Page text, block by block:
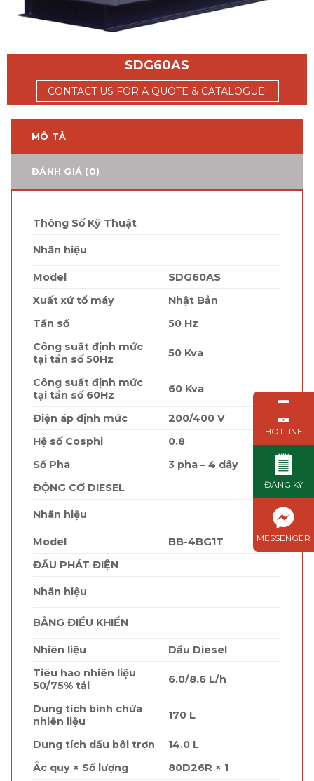
SDG60AS
CONTACT US FOR A QUOTE & CATALOGUE!
MÔ TẢ
ĐÁNH GIÁ (0)
Thông Số Kỹ Thuật
Nhãn hiệu
Model
SDG60AS
Xuất xứ tổ máy
Nhật Bản
Tần số
50 Hz
Công suất định mức
tại tần số 50Hz
50 Kva
Công suất định mức
tại tần số 60Hz
60 Kva
Điện áp định mức
200/400 V
Hệ số Cosphi
0.8
Số Pha
3 pha – 4 dây
ĐỘNG CƠ DIESEL
Nhãn hiệu
Model
BB-4BG1T
ĐẦU PHÁT ĐIỆN
Nhãn hiệu
BẢNG ĐIỀU KHIỂN
Nhiên liệu
Dầu Diesel
Tiêu hao nhiên liệu
50/75% tải
6.0/8.6 L/h
Dung tích bình chứa
nhiên liệu
170 L
Dung tích dầu bôi trơn
14.0 L
Ắc quy × Số lượng
80D26R × 1
HOTLINE
ĐĂNG KÝ
MESSENGER